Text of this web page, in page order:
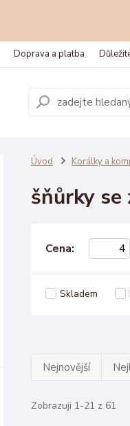
Doprava a platba
Úvod Korálky a
šňůrky se
Cena:
Skladem
Nejnovější
Zobrazuji 1-21 z 61